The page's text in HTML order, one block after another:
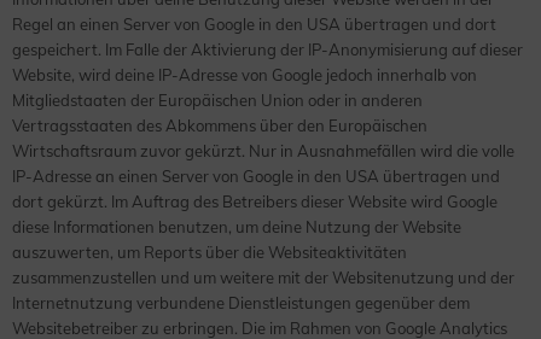
Regel an einen Server von Google in den USA übertragen und dort
gespeichert. Im Falle der Aktivierung der IP-Anonymisierung auf dieser
Website, wird deine IP-Adresse von Google jedoch innerhalb von
Mitgliedstaaten der Europäischen Union oder in anderen
Vertragsstaaten des Abkommens über den Europäischen
Wirtschaftsraum zuvor gekürzt. Nur in Ausnahmefällen wird die volle
IP-Adresse an einen Server von Google in den USA übertragen und
dort gekürzt. Im Auftrag des Betreibers dieser Website wird Google
diese Informationen benutzen, um deine Nutzung der Website
auszuwerten, um Reports über die Websiteaktivitäten
zusammenzustellen und um weitere mit der Websitenutzung und der
Internetnutzung verbundene Dienstleistungen gegenüber dem
Websitebetreiber zu erbringen. Die im Rahmen von Google Analytics